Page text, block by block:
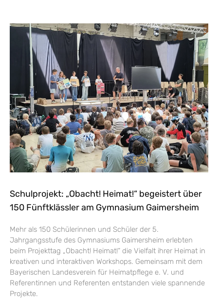
Schulprojekt: „Obacht! Heimat!“ begeistert über
150 Fünftklässler am Gymnasium Gaimersheim
Mehr als 150 Schülerinnen und Schüler der 5.
Jahrgangsstufe des Gymnasiums Gaimersheim erlebten
beim Projekttag „Obacht! Heimat!“ die Vielfalt ihrer Heimat in
kreativen und interaktiven Workshops. Gemeinsam mit dem
Bayerischen Landesverein für Heimatpflege e. V. und
Referentinnen und Referenten entstanden viele spannende
Projekte.